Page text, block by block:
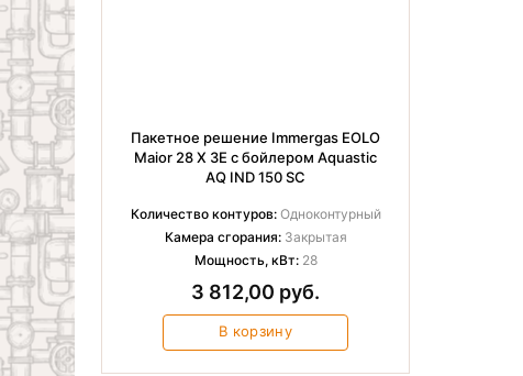
Пакетное решение Immergas EOLO
Maior 28 X 3E с бойлером Aquastic
AQ IND 150 SC
Количество контуров:Одноконтурный
Камера сгорания:Закрытая
Мощность, кВт:28
3 812,00 руб.
В корзину